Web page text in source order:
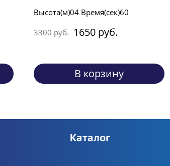
Высота(м)04 Время(сек)60
3300 руб. 1650 руб.
В корзину
Каталог